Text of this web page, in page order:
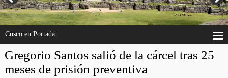
Cusco en Portada
Gregorio Santos salió de la cárcel tras 25
meses de prisión preventiva